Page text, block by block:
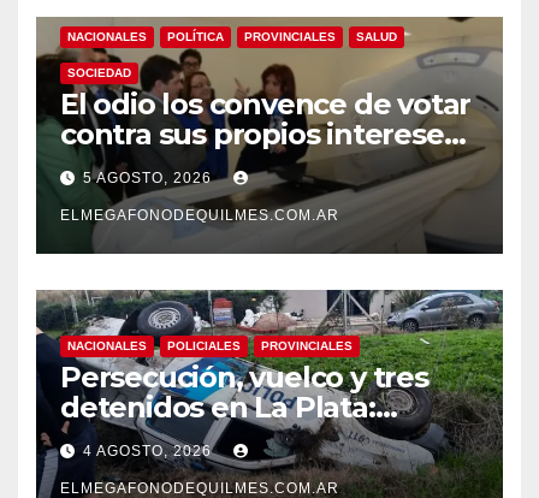
NACIONALES POLÍTICA PROVINCIALES SALUD
SOCIEDAD
El odio los convence de votar
contra sus propios intereses.
Una Sociedad atrapada en la
grieta
5 AGOSTO, 2026
ELMEGAFONODEQUILMES.COM.AR
NACIONALES POLICIALES PROVINCIALES
Persecución, vuelco y tres
detenidos en La Plata:
recuperaron motos robadas
tras un operativo policial
4 AGOSTO, 2026
ELMEGAFONODEQUILMES.COM.AR